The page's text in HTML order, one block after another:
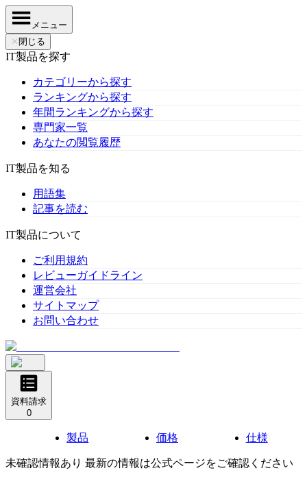
メニュー
✕ 閉じる
IT製品を探す
カテゴリーから探す
ランキングから探す
年間ランキングから探す
専門家一覧
あなたの閲覧履歴
IT製品を知る
用語集
記事を読む
IT製品について
ご利用規約
レビューガイドライン
運営会社
サイトマップ
お問い合わせ
資料請求
0
製品 価格 仕様
未確認情報あり 最新の情報は公式ページをご確認ください